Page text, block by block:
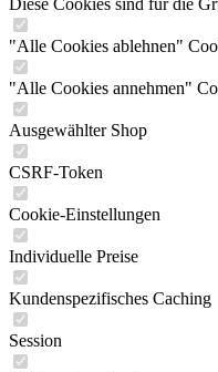
Diese Cookies sind für die
"Alle Cookies ablehnen"
"Alle Cookies annehmen"
Ausgewählter Shop
CSRF-Token
Cookie-Einstellungen
Individuelle Preise
Kundenspezifisches Caching
Session